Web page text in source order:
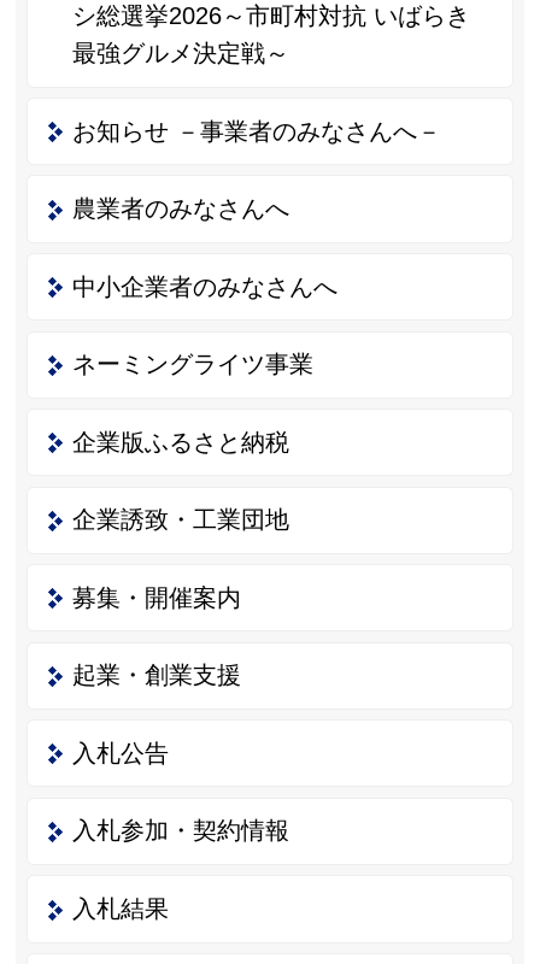
シ総選挙2026～市町村対抗 いばらき
最強グルメ決定戦～
お知らせ －事業者のみなさんへ－
農業者のみなさんへ
中小企業者のみなさんへ
ネーミングライツ事業
企業版ふるさと納税
企業誘致・工業団地
募集・開催案内
起業・創業支援
入札公告
入札参加・契約情報
入札結果